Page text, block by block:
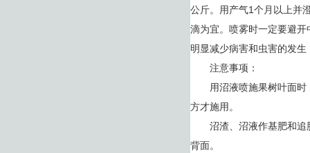
公斤。用产气1个月以上并
滴为宜。喷雾时一定要避
明显减少病害和虫害的发
注意事项：
用沼液喷施果树叶面时
方才施用。
沼渣、沼液作基肥和追肥
背面。